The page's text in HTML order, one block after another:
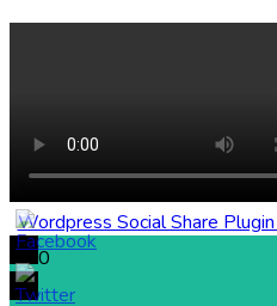
Wordpress Social Share Plugin
0